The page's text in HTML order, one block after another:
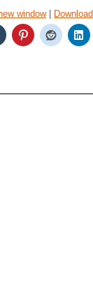
window| Download